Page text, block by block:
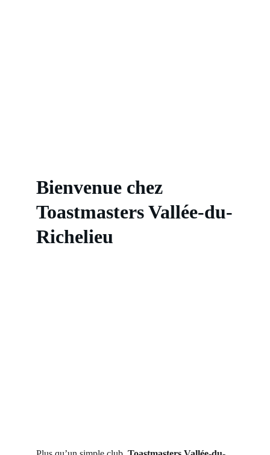
Bienvenue chez
Toastmasters Vallée-du-
Richelieu